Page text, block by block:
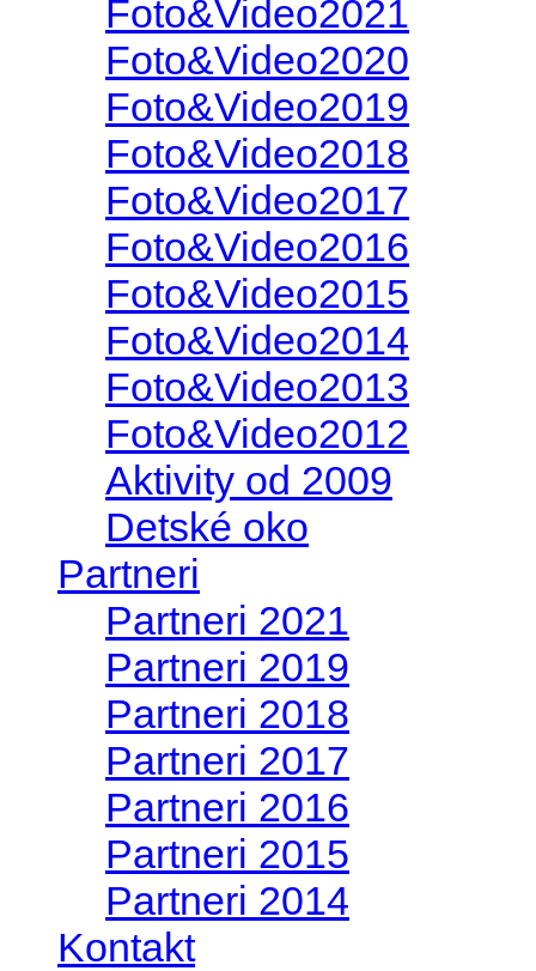
Foto&Video2021
Foto&Video2020
Foto&Video2019
Foto&Video2018
Foto&Video2017
Foto&Video2016
Foto&Video2015
Foto&Video2014
Foto&Video2013
Foto&Video2012
Aktivity od 2009
Detské oko
Partneri
Partneri 2021
Partneri 2019
Partneri 2018
Partneri 2017
Partneri 2016
Partneri 2015
Partneri 2014
Kontakt